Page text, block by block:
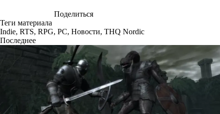
Поделиться
Теги материала
Indie, RTS, RPG, PC, Новости, THQ Nordic
Последнее